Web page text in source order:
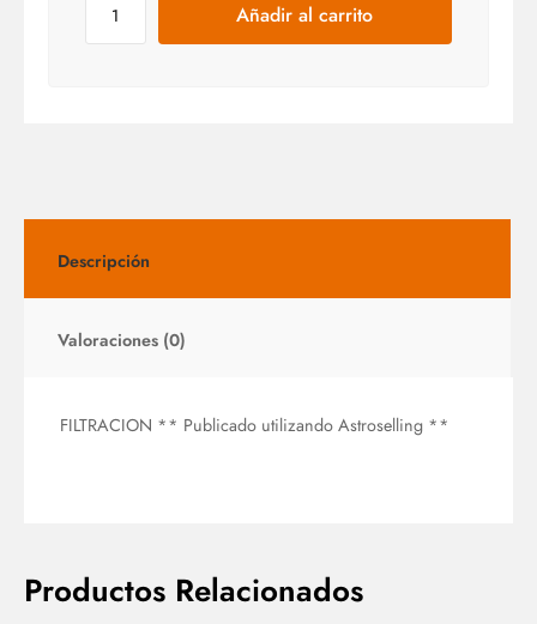
Añadir al carrito
Descripción
Valoraciones (0)
FILTRACION ** Publicado utilizando Astroselling **
Productos Relacionados